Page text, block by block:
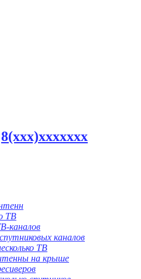
8(xxx)xxxxxxx
ТВ
каналов
каналов
ТВ
на крыше